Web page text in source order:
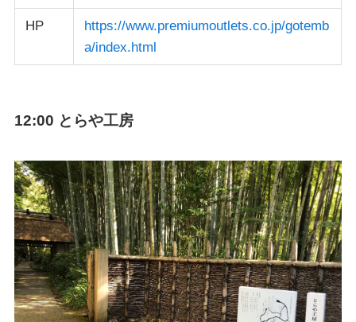
HP
https://www.premiumoutlets.co.jp/gotemb
a/index.html
12:00 とらや工房